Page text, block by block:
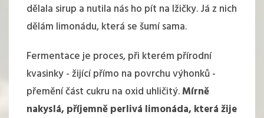
dělala sirup a nutila nás ho pít na lžičky. Já z nich
dělám limonádu, která se šumí sama.
Fermentace je proces, při kterém přírodní
kvasinky - žijící přímo na povrchu výhonků -
přemění část cukru na oxid uhličitý.Mírně
nakyslá, příjemně perlivá limonáda, která žije